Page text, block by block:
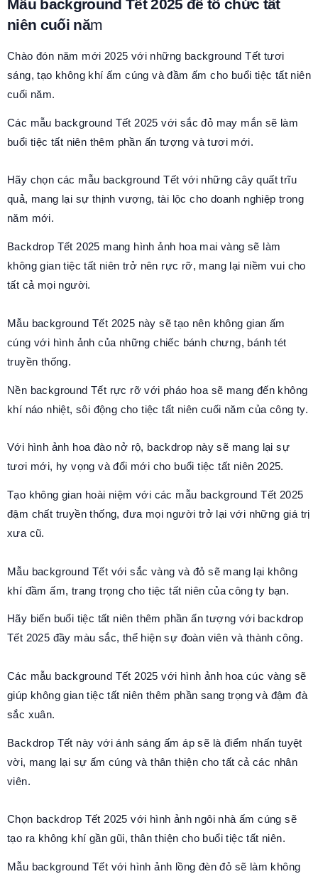
Mẫu background Tết 2025 để tổ chức tất
niên cuối năm
Chào đón năm mới 2025 với những background Tết tươi
sáng, tạo không khí ấm cúng và đầm ấm cho buổi tiệc tất niên
cuối năm.
Các mẫu background Tết 2025 với sắc đỏ may mắn sẽ làm
buổi tiệc tất niên thêm phần ấn tượng và tươi mới.
Hãy chọn các mẫu background Tết với những cây quất trĩu
quả, mang lại sự thịnh vượng, tài lộc cho doanh nghiệp trong
năm mới.
Backdrop Tết 2025 mang hình ảnh hoa mai vàng sẽ làm
không gian tiệc tất niên trở nên rực rỡ, mang lại niềm vui cho
tất cả mọi người.
Mẫu background Tết 2025 này sẽ tạo nên không gian ấm
cúng với hình ảnh của những chiếc bánh chưng, bánh tét
truyền thống.
Nền background Tết rực rỡ với pháo hoa sẽ mang đến không
khí náo nhiệt, sôi động cho tiệc tất niên cuối năm của công ty.
Với hình ảnh hoa đào nở rộ, backdrop này sẽ mang lại sự
tươi mới, hy vọng và đổi mới cho buổi tiệc tất niên 2025.
Tạo không gian hoài niệm với các mẫu background Tết 2025
đậm chất truyền thống, đưa mọi người trở lại với những giá trị
xưa cũ.
Mẫu background Tết với sắc vàng và đỏ sẽ mang lại không
khí đầm ấm, trang trọng cho tiệc tất niên của công ty bạn.
Hãy biến buổi tiệc tất niên thêm phần ấn tượng với backdrop
Tết 2025 đầy màu sắc, thể hiện sự đoàn viên và thành công.
Các mẫu background Tết 2025 với hình ảnh hoa cúc vàng sẽ
giúp không gian tiệc tất niên thêm phần sang trọng và đậm đà
sắc xuân.
Backdrop Tết này với ánh sáng ấm áp sẽ là điểm nhấn tuyệt
vời, mang lại sự ấm cúng và thân thiện cho tất cả các nhân
viên.
Chọn backdrop Tết 2025 với hình ảnh ngôi nhà ấm cúng sẽ
tạo ra không khí gần gũi, thân thiện cho buổi tiệc tất niên.
Mẫu background Tết với hình ảnh lồng đèn đỏ sẽ làm không